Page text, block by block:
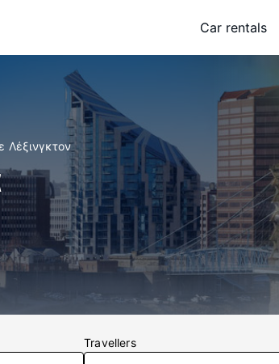
Car rentals
Λέξινγκτον
Travellers